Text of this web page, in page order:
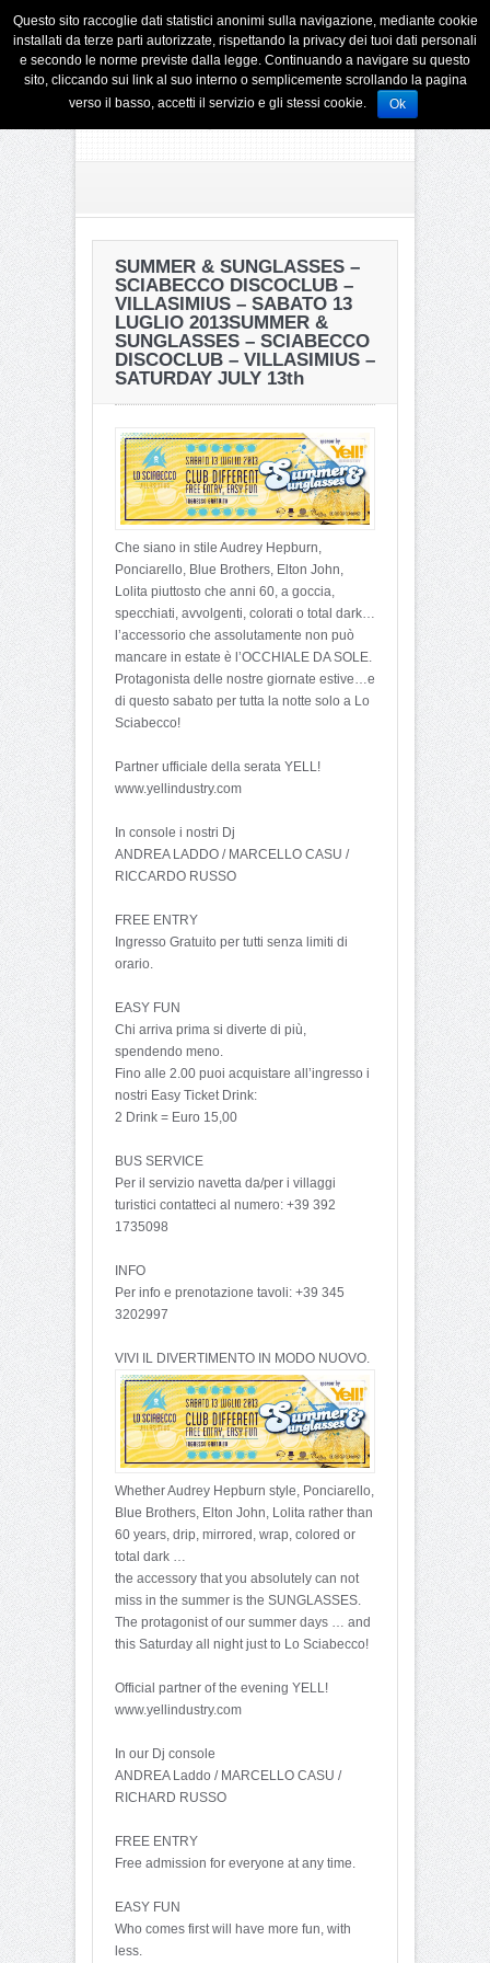
SUMMER & SUNGLASSES –
SCIABECCO DISCOCLUB –
VILLASIMIUS – SABATO 13
LUGLIO 2013SUMMER &
SUNGLASSES – SCIABECCO
DISCOCLUB – VILLASIMIUS –
SATURDAY JULY 13th
Che siano in stile Audrey Hepburn,
Ponciarello, Blue Brothers, Elton John,
Lolita piuttosto che anni 60, a goccia,
specchiati, avvolgenti, colorati o total dark…
l’accessorio che assolutamente non può
mancare in estate è l’OCCHIALE DA SOLE.
Protagonista delle nostre giornate estive…e
di questo sabato per tutta la notte solo a Lo
Sciabecco!
Partner ufficiale della serata YELL!
www.yellindustry.com
In console i nostri Dj
ANDREA LADDO / MARCELLO CASU /
RICCARDO RUSSO
FREE ENTRY
Ingresso Gratuito per tutti senza limiti di
orario.
EASY FUN
Chi arriva prima si diverte di più,
spendendo meno.
Fino alle 2.00 puoi acquistare all’ingresso i
nostri Easy Ticket Drink:
2 Drink = Euro 15,00
BUS SERVICE
Per il servizio navetta da/per i villaggi
turistici contatteci al numero: +39 392
1735098
INFO
Per info e prenotazione tavoli: +39 345
3202997
VIVI IL DIVERTIMENTO IN MODO NUOVO.
Whether Audrey Hepburn style, Ponciarello,
Blue Brothers, Elton John, Lolita rather than
60 years, drip, mirrored, wrap, colored or
total dark …
the accessory that you absolutely can not
miss in the summer is the SUNGLASSES.
The protagonist of our summer days … and
this Saturday all night just to Lo Sciabecco!
Official partner of the evening YELL!
www.yellindustry.com
In our Dj console
ANDREA Laddo / MARCELLO CASU /
RICHARD RUSSO
FREE ENTRY
Free admission for everyone at any time.
EASY FUN
Who comes first will have more fun, with
less.
Questo sito raccoglie dati statistici anonimi sulla navigazione, mediante cookie
installati da terze parti autorizzate, rispettando la privacy dei tuoi dati personali
e secondo le norme previste dalla legge. Continuando a navigare su questo
sito, cliccando sui link al suo interno o semplicemente scrollando la pagina
verso il basso, accetti il servizio e gli stessi cookie.
Ok